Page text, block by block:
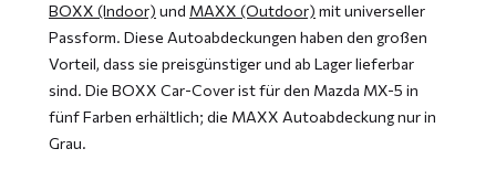
BOXX (Indoor) und MAXX (Outdoor) mit universeller
Passform. Diese Autoabdeckungen haben den großen
Vorteil, dass sie preisgünstiger und ab Lager lieferbar
sind. Die BOXX Car-Cover ist für den Mazda MX-5 in
fünf Farben erhältlich; die MAXX Autoabdeckung nur in
Grau.